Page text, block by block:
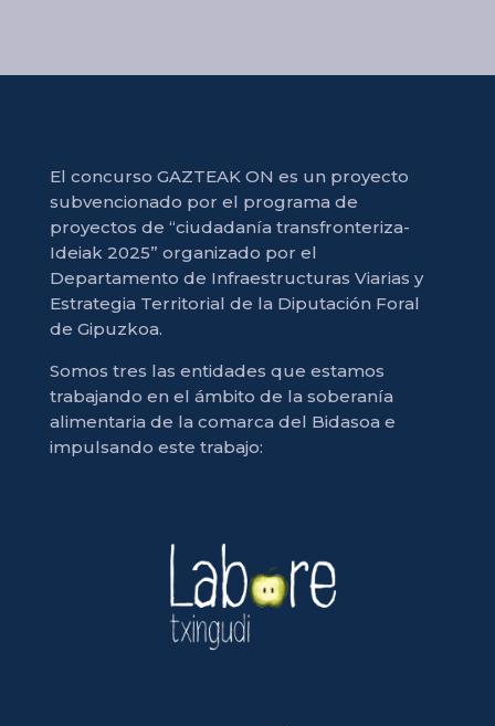
El concurso GAZTEAK ON es un proyecto
subvencionado por el programa de
proyectos de “ciudadanía transfronteriza-
Ideiak 2025” organizado por el
Departamento de Infraestructuras Viarias y
Estrategia Territorial de la Diputación Foral
de Gipuzkoa.
Somos tres las entidades que estamos
trabajando en el ámbito de la soberanía
alimentaria de la comarca del Bidasoa e
impulsando este trabajo: